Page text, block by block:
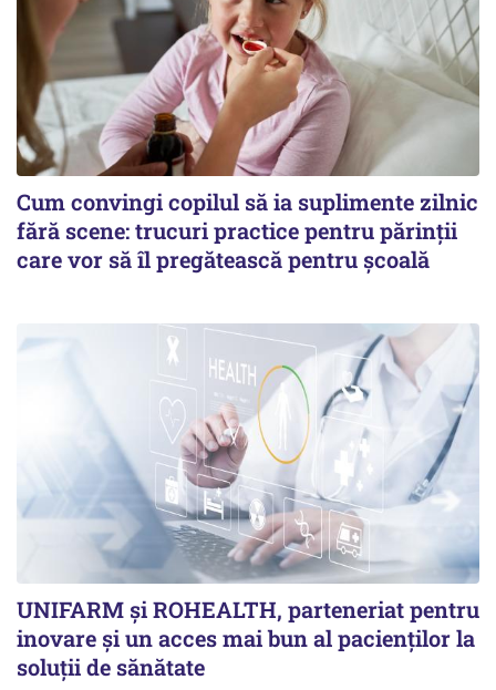
Cum convingi copilul să ia suplimente zilnic
fără scene: trucuri practice pentru părinții
care vor să îl pregătească pentru școală
UNIFARM și ROHEALTH, parteneriat pentru
inovare și un acces mai bun al pacienților la
soluții de sănătate